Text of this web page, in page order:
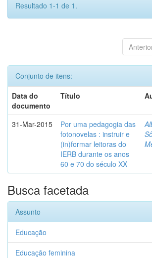
Resultado 1-1 de 1.
Conjunto de itens:
Data do
documento
Título
31-Mar-2015
Por uma pedagogia das
fotonovelas : instruir e
(in)formar leitoras do
IERB durante os anos
60 e 70 do século XX
Busca facetada
Assunto
Educação
Educação feminina